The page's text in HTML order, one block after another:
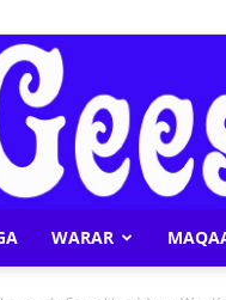
WARAR